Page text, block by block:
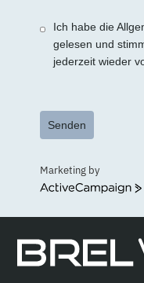
Ich habe die
gelesen und
jederzeit wieder
Senden
Marketing by
ActiveCampaign